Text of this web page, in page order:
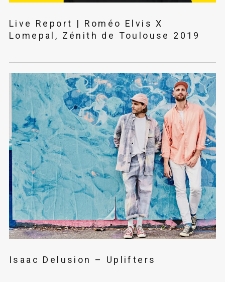
Live Report | Roméo Elvis X
Lomepal, Zénith de Toulouse 2019
Isaac Delusion – Uplifters